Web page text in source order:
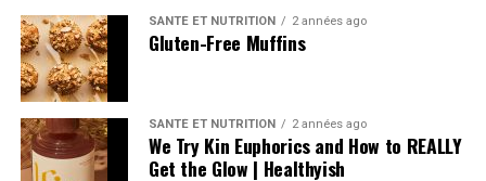
SANTÉ ET NUTRITION 2 années ago
Gluten-Free Muffins
SANTÉ ET NUTRITION 2 années ago
We Try Kin Euphorics and How to REALLY
Get the Glow | Healthyish